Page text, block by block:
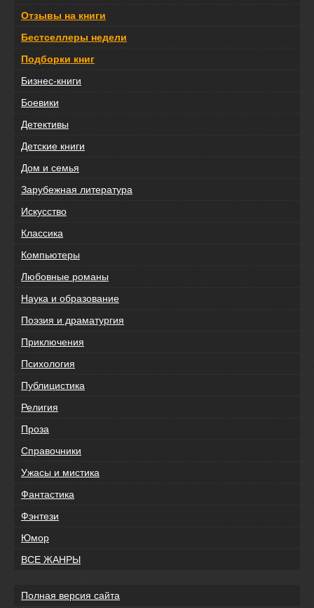
Отзывы на книги
Бестселлеры недели
Подборки книг
Бизнес-книги
Боевики
Детективы
Детские книги
Дом и семья
Зарубежная литература
Искусство
Классика
Компьютеры
Любовные романы
Наука и образование
Поэзия и драматургия
Приключения
Психология
Публицистика
Религия
Проза
Справочники
Ужасы и мистика
Фантастика
Фэнтези
Юмор
ВСЕ ЖАНРЫ
Полная версия сайта